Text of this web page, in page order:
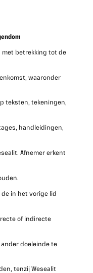
met betrekking tot de
waaronder
teksten, tekeningen,
handleidingen,
Afnemer erkent
in het vorige lid
of indirecte
doeleinde te
tenzij Wesealit